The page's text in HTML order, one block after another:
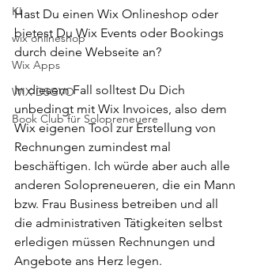
KI
wix onlineshop
Wix Apps
WIX DSGVO
Book Club für Solopreneuere
Hast Du einen Wix Onlineshop oder
bietest Du Wix Events oder Bookings
durch deine Webseite an?
In diesem Fall solltest Du Dich
unbedingt mit Wix Invoices, also dem
Wix eigenen Tool zur Erstellung von
Rechnungen zumindest mal
beschäftigen. Ich würde aber auch alle
anderen Solopreneueren, die ein Mann
bzw. Frau Business betreiben und all
die administrativen Tätigkeiten selbst
erledigen müssen Rechnungen und
Angebote ans Herz legen.